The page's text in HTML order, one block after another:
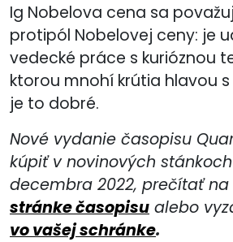
Ig Nobelova cena sa
protipól Nobelovej ceny: je
vedecké práce s kurióznou
ktorou mnohí krútia hlavou
je to dobré.
Nové vydanie časopisu
kúpiť v novinových stánkoch
decembra 2022, prečítať na
stránke časopisu alebo
vo vašej schránke.